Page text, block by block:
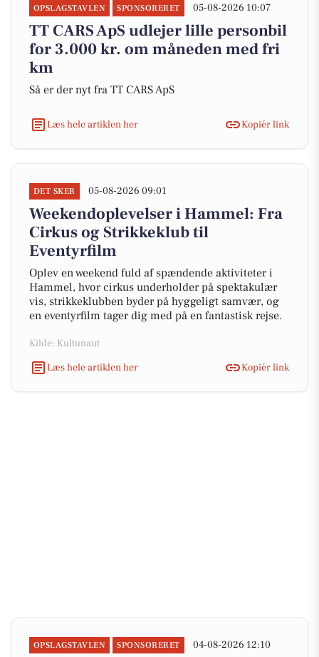
OPSLAGSTAVLEN SPONSORERET 05-08-2026 10:07
TT CARS ApS udlejer lille personbil
for 3.000 kr. om måneden med fri
km
Så er der nyt fra TT CARS ApS
Læs hele artiklen her Kopiér link
DET SKER 05-08-2026 09:01
Weekendoplevelser i Hammel: Fra
Cirkus og Strikkeklub til
Eventyrfilm
Oplev en weekend fuld af spændende aktiviteter i
Hammel, hvor cirkus underholder på spektakulær
vis, strikkeklubben byder på hyggeligt samvær, og
en eventyrfilm tager dig med på en fantastisk rejse.
Kilde: Kultunaut
Læs hele artiklen her
Kopiér link
OPSLAGSTAVLEN SPONSORERET 04-08-2026 12:10